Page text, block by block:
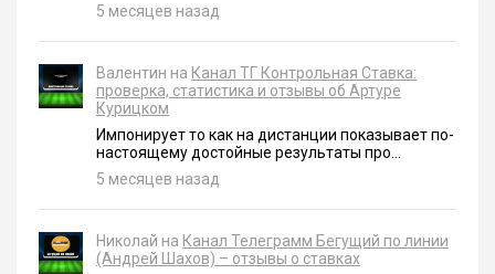
5 месяцев назад
Валентин на Канал ТГ Контрольная Ставка:
проверка, статистика и отзывы об Артуре
Курицком
Импонирует то как на дистанции показывает по-
настоящему достойные результаты про...
5 месяцев назад
Николай на Канал Телеграмм Бегущий по линии
(Андрей Шахов) – отзывы о ставках